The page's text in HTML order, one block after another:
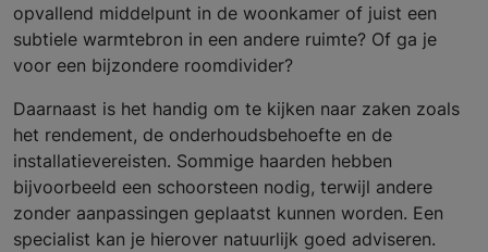
opvallend middelpunt in de woonkamer of juist een
subtiele warmtebron in een andere ruimte? Of ga je
voor een bijzondere roomdivider?
Daarnaast is het handig om te kijken naar zaken zoals
het rendement, de onderhoudsbehoefte en de
installatievereisten. Sommige haarden hebben
bijvoorbeeld een schoorsteen nodig, terwijl andere
zonder aanpassingen geplaatst kunnen worden. Een
specialist kan je hierover natuurlijk goed adviseren.